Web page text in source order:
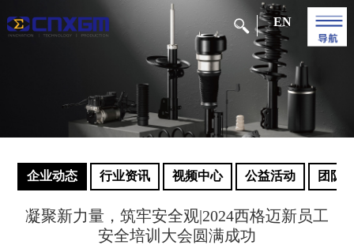
EN
企业动态 行业资讯 视频中心 公益活动 团队
凝聚新力量，筑牢安全观|2024西格迈新员工
安全培训大会圆满成功